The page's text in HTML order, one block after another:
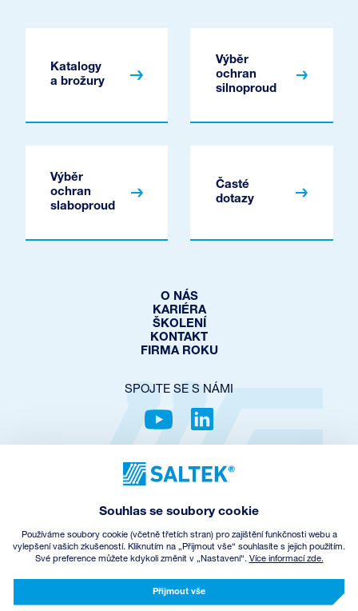
Katalogy
a brožury
Výběr
ochran
silnoproud
Výběr
ochran
slaboproud
Časté
dotazy
O NÁS
KARIÉRA
ŠKOLENÍ
KONTAKT
FIRMA ROKU
SPOJTE SE S NÁMI
OCHRANA SOUKROMÍ
COOKIES POLICY
OBCHODNÍ PODMÍNKY
© Copyright
CREATED BY INCUBE
Souhlas se soubory cookie
Používáme soubory cookie (včetně třetích stran) pro zajištění funkčnosti webu a
vylepšení vašich zkušeností. Kliknutím na „Přijmout vše“ souhlasíte s jejich použitím.
Své preference můžete kdykoli změnit v „Nastavení“. Více informací zde.
Přijmout vše